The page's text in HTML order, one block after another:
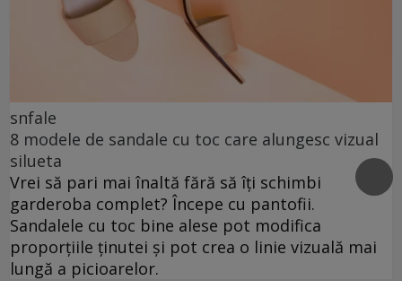
snfale
8 modele de sandale cu toc care alungesc vizual
silueta
Vrei să pari mai înaltă fără să îți schimbi
garderoba complet? Începe cu pantofii.
Sandalele cu toc bine alese pot modifica
proporțiile ținutei și pot crea o linie vizuală mai
lungă a picioarelor.